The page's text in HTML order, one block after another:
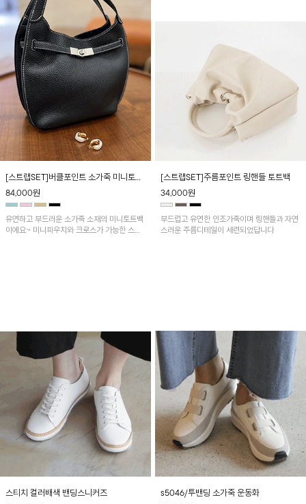
[스트랩SET]버클포인트 소가죽 미니토트
백
84,000원
유연하고 부드러운 소가죽 소재의 미니토트백
이에요~ 미니파우치와 크로스가 가능한 스트
[스트랩SET]주름포인트 링핸들 토트백
34,000원
부드럽고 유연한 인조가죽이며 링핸들과 자연
스러운 주름디테일이 세련되었답니다
스티치 컬러배색 밴딩스니커즈
s5046/투밴딩 소가죽 운동화